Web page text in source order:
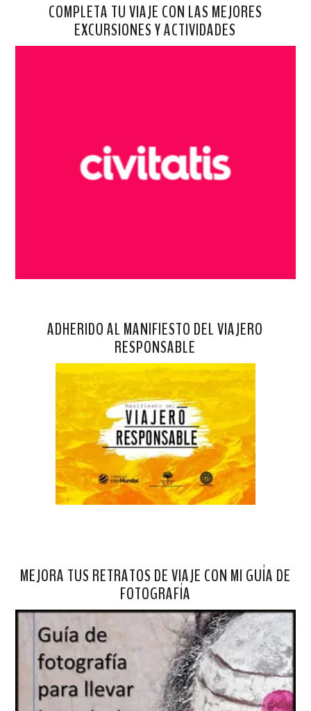
COMPLETA TU VIAJE CON LAS MEJORES
EXCURSIONES Y ACTIVIDADES
ADHERIDO AL MANIFIESTO DEL VIAJERO
RESPONSABLE
MEJORA TUS RETRATOS DE VIAJE CON MI GUÍA DE
FOTOGRAFÍA